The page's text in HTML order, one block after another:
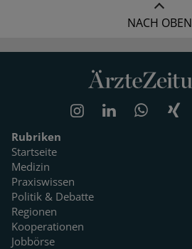
NACH OBEN
Rubriken
Startseite
Medizin
Praxiswissen
Politik & Debatte
Regionen
Kooperationen
Jobbörse